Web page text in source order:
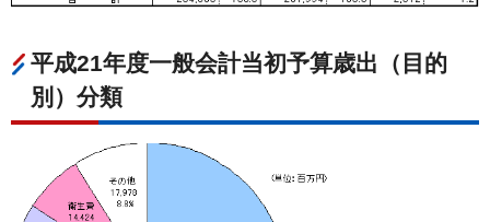
平成21年度一般会計当初予算歳出（目的
別）分類